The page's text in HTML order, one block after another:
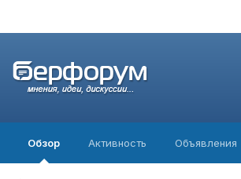
Обзор Активность Объявления